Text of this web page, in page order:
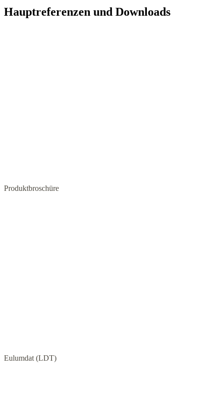
Hauptreferenzen und Downloads
Produktbroschüre
Eulumdat (LDT)